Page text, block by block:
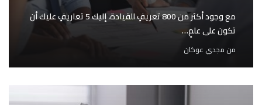
مع وجود أكثر من 800 تعريفٍ للقيادة، إليك 5 تعاريفٍ عليك أن
تكون على علمٍ…
من مجدي عوكان